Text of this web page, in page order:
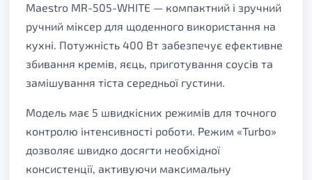
Maestro MR-505-WHITE — компактний і зручний
ручний міксер для щоденного використання на
кухні. Потужність 400 Вт забезпечує ефективне
збивання кремів, яєць, приготування соусів та
замішування тіста середньої густини.
Модель має 5 швидкісних режимів для точного
контролю інтенсивності роботи. Режим «Turbo»
дозволяє швидко досягти необхідної
консистенції, активуючи максимальну